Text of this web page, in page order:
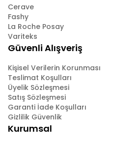
Cerave
Fashy
La Roche Posay
Variteks
Güvenli Alışveriş
Kişisel Verilerin Korunması
Teslimat Koşulları
Üyelik Sözleşmesi
Satış Sözleşmesi
Garanti İade Koşulları
Gizlilik Güvenlik
Kurumsal